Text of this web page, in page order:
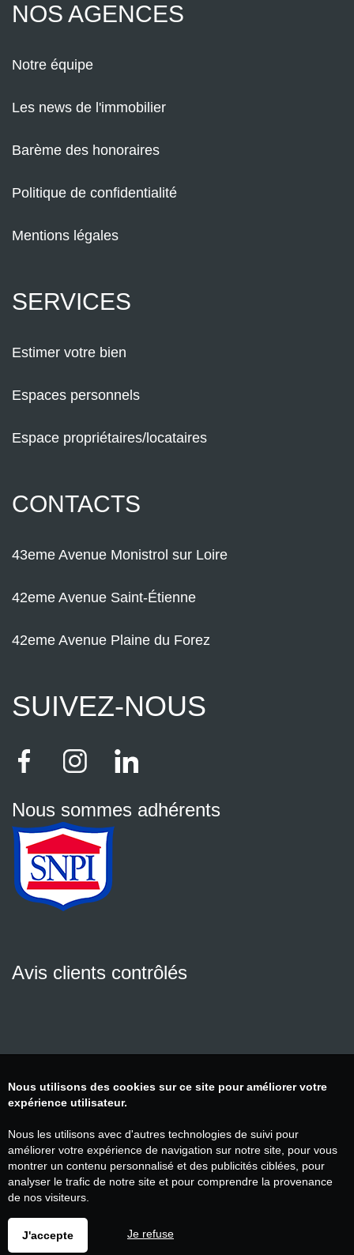
NOS AGENCES
Notre équipe
Les news de l'immobilier
Barème des honoraires
Politique de confidentialité
Mentions légales
SERVICES
Estimer votre bien
Espaces personnels
Espace propriétaires/locataires
CONTACTS
43eme Avenue Monistrol sur Loire
42eme Avenue Saint-Étienne
42eme Avenue Plaine du Forez
SUIVEZ-NOUS
Nous sommes adhérents
Avis clients contrôlés
Nous utilisons des cookies sur ce site pour améliorer votre
expérience utilisateur.
Nous les utilisons avec d'autres technologies de suivi pour
améliorer votre expérience de navigation sur notre site, pour vous
montrer un contenu personnalisé et des publicités ciblées, pour
analyser le trafic de notre site et pour comprendre la provenance
de nos visiteurs.
J'accepte Je refuse